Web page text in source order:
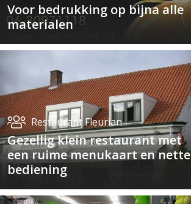
Voor bedrukking op bijna alle
materialen
Restaurant Fleurian
Gezellig klein restaurant met
een ruime menukaart en nette
bediening